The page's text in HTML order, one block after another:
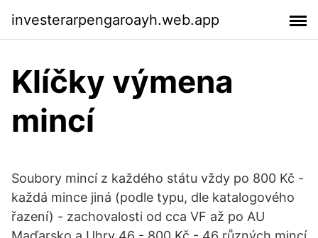
investerarpengaroayh.web.app
Klíčky výmena
mincí
Soubory mincí z každého státu vždy po 800 Kč -
každá mince jiná (podle typu, dle katalogového
řazení) - zachovalosti od cca VF až po AU